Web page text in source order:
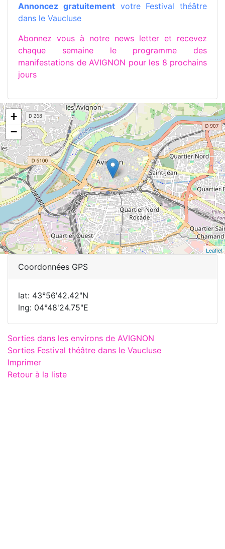
Annoncez gratuitementvotre Festival théâtre
dans le Vaucluse
Abonnez vous à notre news letter et recevez
chaque semaine le programme des
manifestations de AVIGNON pour les 8 prochains
jours
+
−
Leaflet
Coordonnées GPS
lat: 43°56'42.42"N
lng: 04°48'24.75"E
Sorties dans les environs de AVIGNON
Sorties Festival théâtre dans le Vaucluse
Imprimer
Retour à la liste